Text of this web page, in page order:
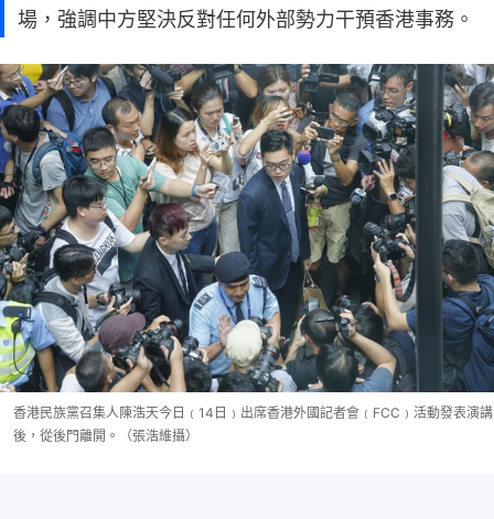
場，強調中方堅決反對任何外部勢力干預香港事務。
香港民族黨召集人陳浩天今日﹙14日﹚出席香港外國記者會﹙FCC﹚活動發表演講
後，從後門離開。（張浩維攝）